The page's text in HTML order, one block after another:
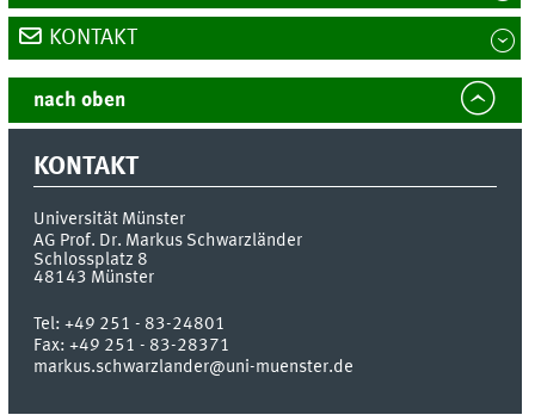
KONTAKT
nach oben
KONTAKT
Universität Münster
AG Prof. Dr. Markus Schwarzländer
Schlossplatz 8
48143 Münster
Tel:+49 251 - 83-24801
Fax:+49 251 - 83-28371
markus.schwarzlander@uni-muenster.de